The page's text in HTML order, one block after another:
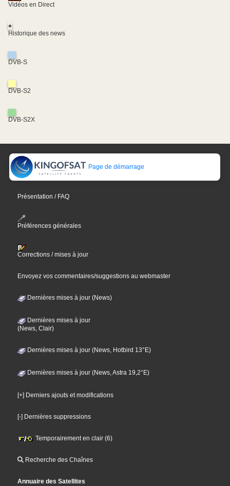
Vidéos en Direct
+
Historique des news
DVB-S
DVB-S2
DVB-S2X
Page de démarrage
Présentation / FAQ
Préférences générales
Corrections / mises à jour
Envoyez vos commentaires/suggestions au webmaster
Dernières mises à jour (News)
Dernières mises à jour
(News, Clair)
Dernières mises à jour (News, Hotbird 13°E)
Dernières mises à jour (News, Astra 19,2°E)
[+] Derniers ajouts et modifications
[-] Dernières suppressions
Temporairement en clair (6)
Recherche des Chaînes
Annuaire des Satellites